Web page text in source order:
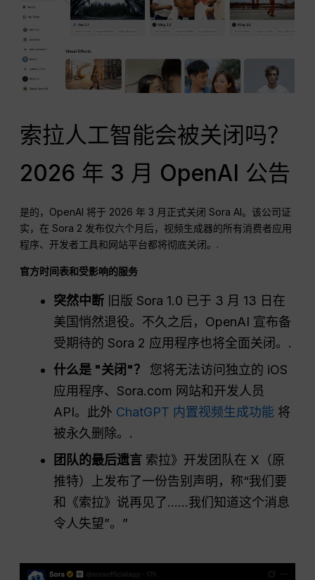
索拉人工智能会被关闭吗？
2026 年 3 月 OpenAI 公告
是的，OpenAI 将于 2026 年 3 月正式关闭 Sora AI。该公司证
实，在 Sora 2 发布仅六个月后，视频生成器的所有消费者应用
程序、开发者工具和网站平台都将彻底关闭。.
官方时间表和受影响的服务
突然中断 旧版 Sora 1.0 已于 3 月 13 日在
美国悄然退役。不久之后，OpenAI 宣布备
受期待的 Sora 2 应用程序也将全面关闭。.
什么是 "关闭"？
您将无法访问独立的 iOS
应用程序、Sora.com 网站和开发人员
API。此外 ChatGPT 内置视频生成功能 将
被永久删除。.
团队的最后遗言 索拉》开发团队在 X（原
推特）上发布了一份告别声明，称“我们要
和《索拉》说再见了......我们知道这个消息
令人失望”。”